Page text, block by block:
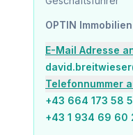
OPTIN
E-Mail Adresse
Telefonnummer
+43 664 173 58
+43 1 934 69 60